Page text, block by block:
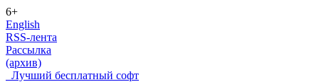
6+
English
RSS-лента
Рассылка
(архив)
Лучший бесплатный софт